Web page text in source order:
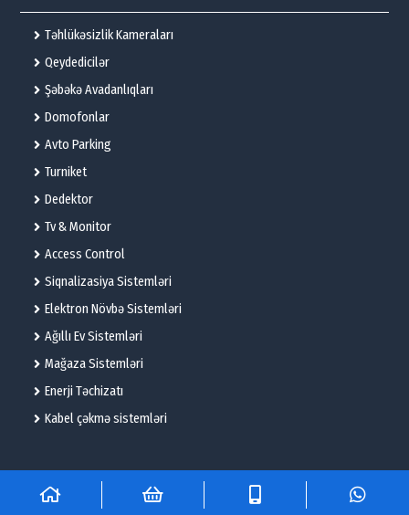
Təhlükəsizlik Kameraları
Qeydedicilər
Şəbəkə Avadanlıqları
Domofonlar
Avto Parking
Turniket
Dedektor
Tv & Monitor
Access Control
Siqnalizasiya Sistemləri
Elektron Növbə Sistemləri
Ağıllı Ev Sistemləri
Mağaza Sistemləri
Enerji Təchizatı
Kabel çəkmə sistemləri
© 2025 – Flame Technologies